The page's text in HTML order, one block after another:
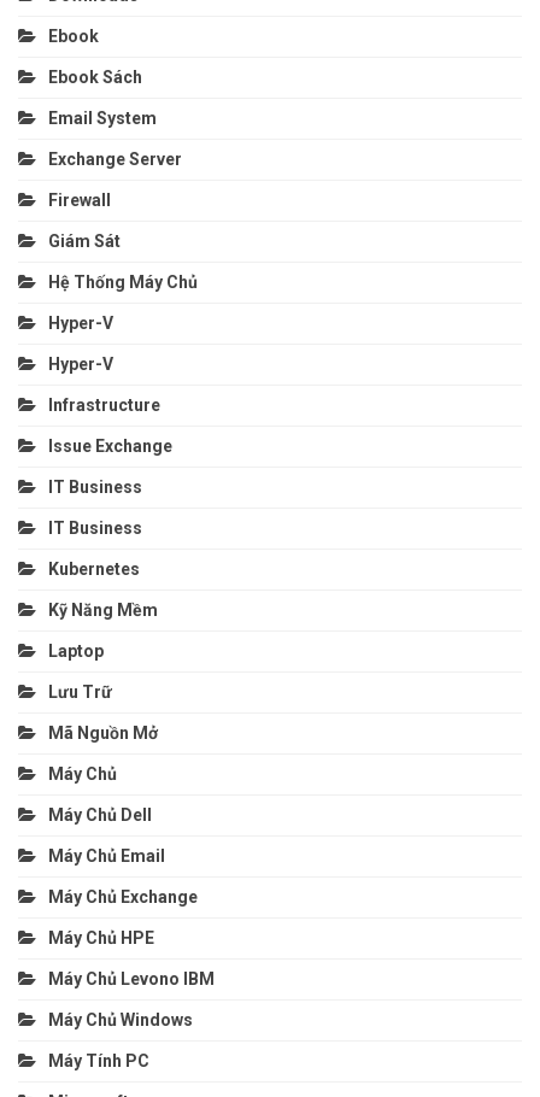
Ebook
Ebook Sách
Email System
Exchange Server
Firewall
Giám Sát
Hệ Thống Máy Chủ
Hyper-V
Hyper-V
Infrastructure
Issue Exchange
IT Business
IT Business
Kubernetes
Kỹ Năng Mềm
Laptop
Lưu Trữ
Mã Nguồn Mở
Máy Chủ
Máy Chủ Dell
Máy Chủ Email
Máy Chủ Exchange
Máy Chủ HPE
Máy Chủ Levono IBM
Máy Chủ Windows
Máy Tính PC